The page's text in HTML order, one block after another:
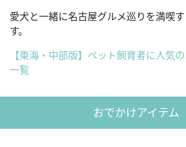
愛犬と一緒に名古屋グルメ巡りを満喫
す。
【東海・中部版】ペット飼育者に人気
一覧
おでかけアイテム